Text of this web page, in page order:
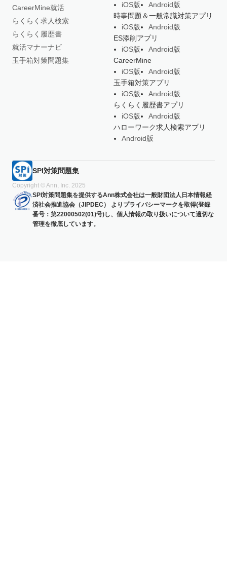
CareerMine就活
らくらく求人検索
らくらく履歴書
就活マナーナビ
玉手箱対策問題集
iOS版
Android版
時事問題＆一般常識対策アプリ
iOS版
Android版
ES添削アプリ
iOS版
Android版
CareerMine
iOS版
Android版
玉手箱対策アプリ
iOS版
Android版
らくらく履歴書アプリ
iOS版
Android版
ハローワーク求人検索アプリ
Android版
SPI対策問題集
Copyright © Ann, Inc. 2025
SPI対策問題集を提供するAnn株式会社は一般財団法人日本情報経
済社会推進協会（JIPDEC） よりプライバシーマークを取得(登録
番号：第22000502(01)号)し、個人情報の取り扱いについて適切な
管理を徹底しています。